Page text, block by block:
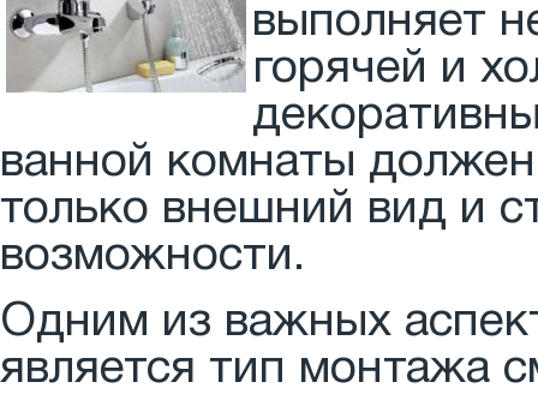
выполняет
горячей и
ванной комнаты
только внешний вид и
возможности.
Одним из важных
является тип монтажа